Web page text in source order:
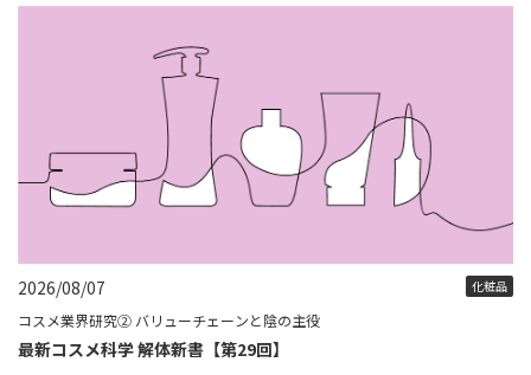
2026/08/07 化粧品
コスメ業界研究② バリューチェーンと陰の主役
最新コスメ科学 解体新書【第29回】